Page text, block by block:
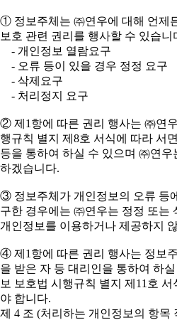
① 정보주체는 ㈜연우에 대해 언제
보호 관련 권리를 행사할 수 있습니
- 개인정보 열람요구
- 오류 등이 있을 경우 정정 요구
- 삭제요구
- 처리정지 요구
② 제1항에 따른 권리 행사는 ㈜연
행규칙 별지 제8호 서식에 따라 서
등을 통하여 하실 수 있으며 ㈜연우
하겠습니다.
③ 정보주체가 개인정보의 오류 등
구한 경우에는 ㈜연우는 정정 또는
개인정보를 이용하거나 제공하지
④ 제1항에 따른 권리 행사는 정보
을 받은 자 등 대리인을 통하여 하
보 보호법 시행규칙 별지 제11호
야 합니다.
제 4 조 (처리하는 개인정보의 항목